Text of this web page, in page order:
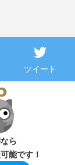
ツイート
ら
能です！